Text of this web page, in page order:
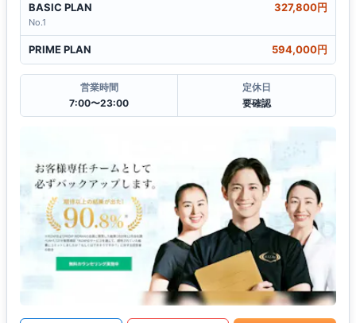
BASIC PLAN 327,800円
No.1
PRIME PLAN 594,000円
営業時間
7:00〜23:00
定休日
要確認